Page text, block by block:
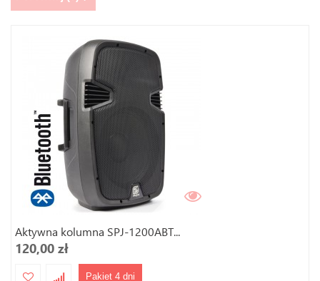
Aktywna kolumna SPJ-1200ABT...
120,00 zł
Pakiet 4 dni